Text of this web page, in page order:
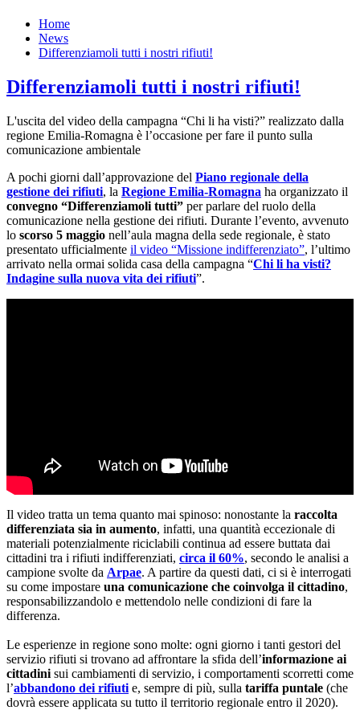
Home
News
Differenziamoli tutti i nostri rifiuti!
Differenziamoli tutti i nostri rifiuti!
L'uscita del video della campagna “Chi li ha visti?” realizzato dalla
regione Emilia-Romagna è l’occasione per fare il punto sulla
comunicazione ambientale
A pochi giorni dall’approvazione del Piano regionale della
gestione dei rifiuti, la Regione Emilia-Romagna ha organizzato il
convegno “Differenziamoli tutti” per parlare del ruolo della
comunicazione nella gestione dei rifiuti. Durante l’evento, avvenuto
lo scorso 5 maggio nell’aula magna della sede regionale, è stato
presentato ufficialmente il video “Missione indifferenziato”, l’ultimo
arrivato nella ormai solida casa della campagna “Chi li ha visti?
Indagine sulla nuova vita dei rifiuti”.
Il video tratta un tema quanto mai spinoso: nonostante la raccolta
differenziata sia in aumento, infatti, una quantità eccezionale di
materiali potenzialmente riciclabili continua ad essere buttata dai
cittadini tra i rifiuti indifferenziati, circa il 60%, secondo le analisi a
campione svolte da Arpae. A partire da questi dati, ci si è interrogati
su come impostare una comunicazione che coinvolga il cittadino,
responsabilizzandolo e mettendolo nelle condizioni di fare la
differenza.
Le esperienze in regione sono molte: ogni giorno i tanti gestori del
servizio rifiuti si trovano ad affrontare la sfida dell’informazione ai
cittadini sui cambiamenti di servizio, i comportamenti scorretti come
l’abbandono dei rifiuti e, sempre di più, sulla tariffa puntale (che
dovrà essere applicata su tutto il territorio regionale entro il 2020).